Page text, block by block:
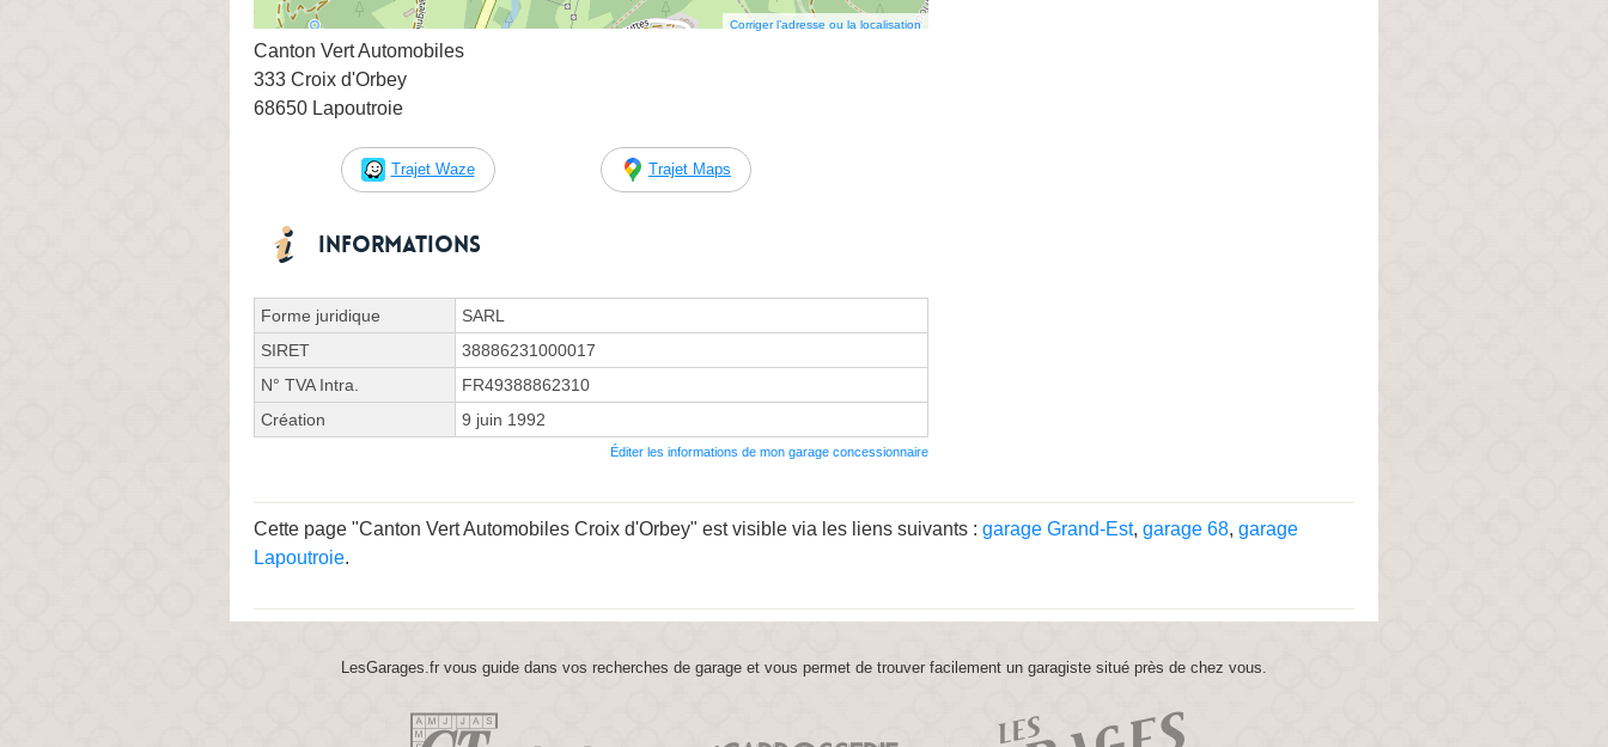
Corriger l’adresse ou la localisation
Canton Vert Automobiles
333 Croix d'Orbey
68650 Lapoutroie
Trajet Waze Trajet Maps
Informations
Forme juridique
SARL
SIRET
38886231000017
N° TVA Intra.
FR49388862310
Création
9 juin 1992
Éditer les informations de mon garage concessionnaire
Cette page "Canton Vert Automobiles Croix d'Orbey" est visible via les liens suivants : garage Grand-Est, garage 68, garage
Lapoutroie.
LesGarages.fr vous guide dans vos recherches de garage et vous permet de trouver facilement un garagiste situé près de chez vous.